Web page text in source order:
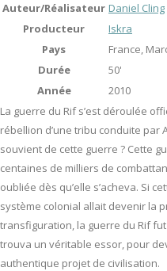
Auteur/Réalisateur Daniel Cling
Producteur
Iskra
Pays
France,
Durée
50'
Année
2010
La guerre du Rif s’est déroulée
rébellion d’une tribu conduite par
souvient de cette guerre ? Cette
centaines de milliers de
oubliée dès qu’elle s’acheva. Si
système colonial allait devenir la
transfiguration, la guerre du Rif
trouva un véritable essor, pour
authentique projet de civilisation.